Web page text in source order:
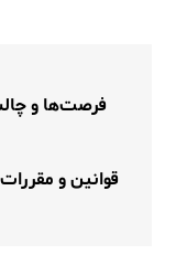
فرصت‌ها و